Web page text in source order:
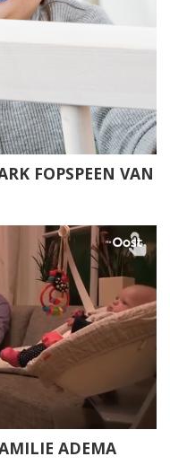
FOPSPEEN VAN
ADEMA